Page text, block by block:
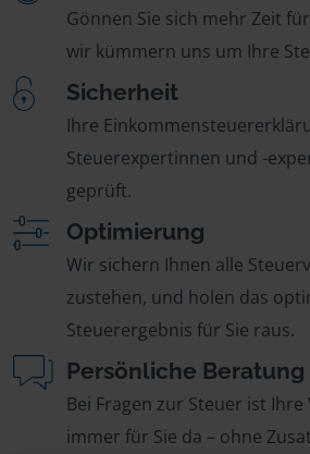
Gönnen Sie sich mehr Zeit
wir kümmern uns um Ihre
Sicherheit
Ihre
Steuerexpertinnen und -
geprüft.
Optimierung
Wir sichern Ihnen alle
zustehen, und holen das
Steuerergebnis für Sie raus.
Persönliche Beratung
Bei Fragen zur Steuer ist
immer für Sie da – ohne